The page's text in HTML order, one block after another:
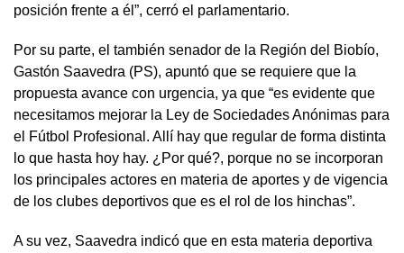
posición frente a él”, cerró el parlamentario.
Por su parte, el también senador de la Región del Biobío,
Gastón Saavedra (PS), apuntó que se requiere que la
propuesta avance con urgencia, ya que “es evidente que
necesitamos mejorar la Ley de Sociedades Anónimas para
el Fútbol Profesional. Allí hay que regular de forma distinta
lo que hasta hoy hay. ¿Por qué?, porque no se incorporan
los principales actores en materia de aportes y de vigencia
de los clubes deportivos que es el rol de los hinchas”.
A su vez, Saavedra indicó que en esta materia deportiva